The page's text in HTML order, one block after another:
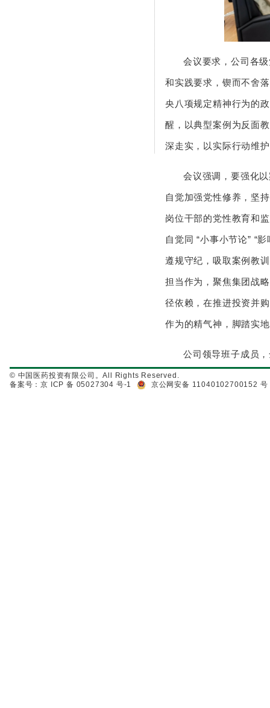
会议要求，公司各
和实践要求，锲而不舍
央八项规定精神行为的
醒，以典型案例为反面
深走实，以实际行动维
会议强调，要强化
自觉加强党性修养，坚
岗位干部的党性教育和
自觉同 “小事小节论” “
遵规守纪，吸取案例教
担当作为，聚焦集团战
径依赖，在推进投资并
作为的精气神，脚踏实
公司领导班子成员
© 中国医药投资有限公司。All Rights Reserved.
备案号：京 ICP 备 05027304 号-1
京公网安备 11040102700152 号